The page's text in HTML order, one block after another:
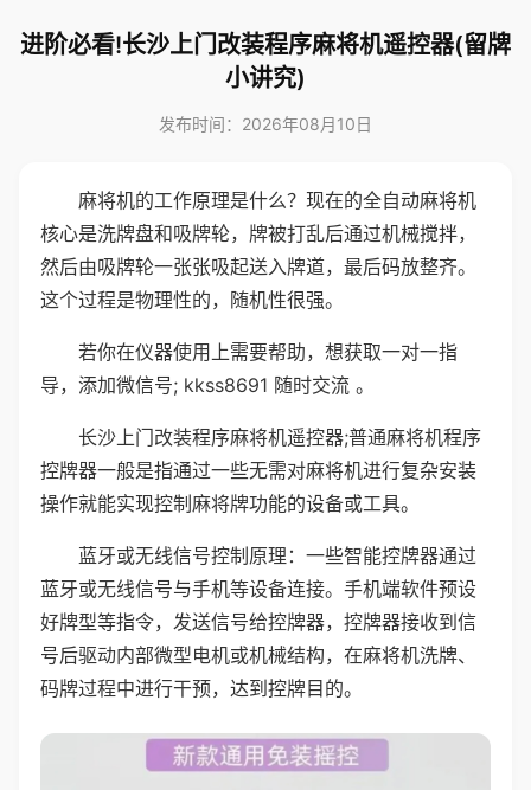
进阶必看!长沙上门改装程序麻将机遥控器(留牌
小讲究)
发布时间：2026年08月10日
麻将机的工作原理是什么？现在的全自动麻将机
核心是洗牌盘和吸牌轮，牌被打乱后通过机械搅拌，
然后由吸牌轮一张张吸起送入牌道，最后码放整齐。
这个过程是物理性的，随机性很强。
若你在仪器使用上需要帮助，想获取一对一指
导，添加微信号; kkss8691 随时交流 。
长沙上门改装程序麻将机遥控器;普通麻将机程序
控牌器一般是指通过一些无需对麻将机进行复杂安装
操作就能实现控制麻将牌功能的设备或工具。
蓝牙或无线信号控制原理：一些智能控牌器通过
蓝牙或无线信号与手机等设备连接。手机端软件预设
好牌型等指令，发送信号给控牌器，控牌器接收到信
号后驱动内部微型电机或机械结构，在麻将机洗牌、
码牌过程中进行干预，达到控牌目的。